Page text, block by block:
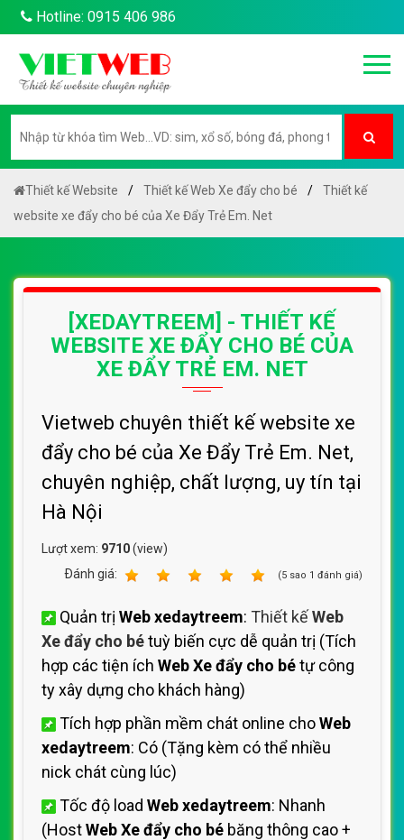
Hotline: 0915 406 986
Thiết kế Website Thiết kế Web Xe đẩy cho bé
Thiết kế
website xe đẩy cho bé của Xe Đẩy Trẻ Em. Net
[XEDAYTREEM] - THIẾT KẾ
WEBSITE XE ĐẨY CHO BÉ CỦA
XE ĐẨY TRẺ EM. NET
Vietweb chuyên thiết kế website xe
đẩy cho bé của Xe Đẩy Trẻ Em. Net,
chuyên nghiệp, chất lượng, uy tín tại
Hà Nội
Lượt xem: 9710(view)
Ðánh giá:
(5 sao 1 đánh giá)
Quản trị Web xedaytreem: Thiết kếWeb
Xe đẩy cho bétuỳ biến cực dễ quản trị (Tích
hợp các tiện ích Web Xe đẩy cho bétự công
ty xây dựng cho khách hàng)
Tích hợp phần mềm chát online choWeb
xedaytreem: Có (Tặng kèm có thể nhiều
nick chát cùng lúc)
Tốc độ load Web xedaytreem: Nhanh
(HostWeb Xe đẩy cho bé băng thông cao +